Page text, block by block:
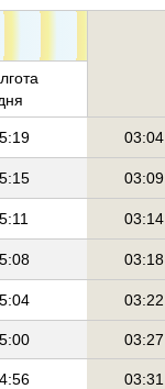
03:04
03:09
03:14
03:18
03:22
03:27
03:31